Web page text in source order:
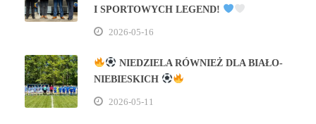
I SPORTOWYCH LEGEND!
2026-05-16
NIEDZIELA RÓWNIEŻ DLA BIAŁO-
NIEBIESKICH
2026-05-11